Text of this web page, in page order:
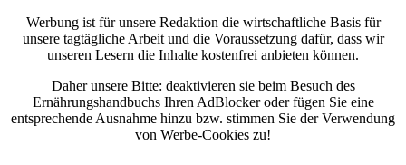
Werbung ist für unsere Redaktion die wirtschaftliche Basis für
unsere tagtägliche Arbeit und die Voraussetzung dafür, dass wir
unseren Lesern die Inhalte kostenfrei anbieten können.
Daher unsere Bitte: deaktivieren sie beim Besuch des
Ernährungshandbuchs Ihren AdBlocker oder fügen Sie eine
entsprechende Ausnahme hinzu bzw. stimmen Sie der Verwendung
von Werbe-Cookies zu!